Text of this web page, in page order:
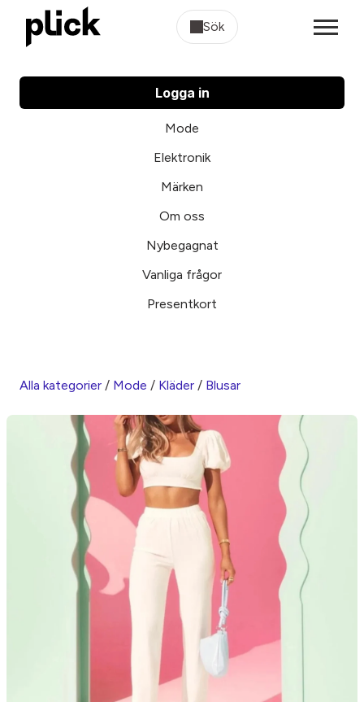
Sök
Logga in
Mode
Elektronik
Märken
Om oss
Nybegagnat
Vanliga frågor
Presentkort
Alla kategorier / Mode / Kläder / Blusar